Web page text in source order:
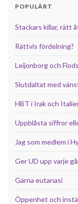
POPULÄRT
Stackars killar, rätt
Rättvis fördelning?
Leijonborg och
Slutdaltat med
HBT i Irak och
Uppblåsta siffror
Jag som medlem i
Ger UD upp varje
Gärna eutanasi
Öppenhet och